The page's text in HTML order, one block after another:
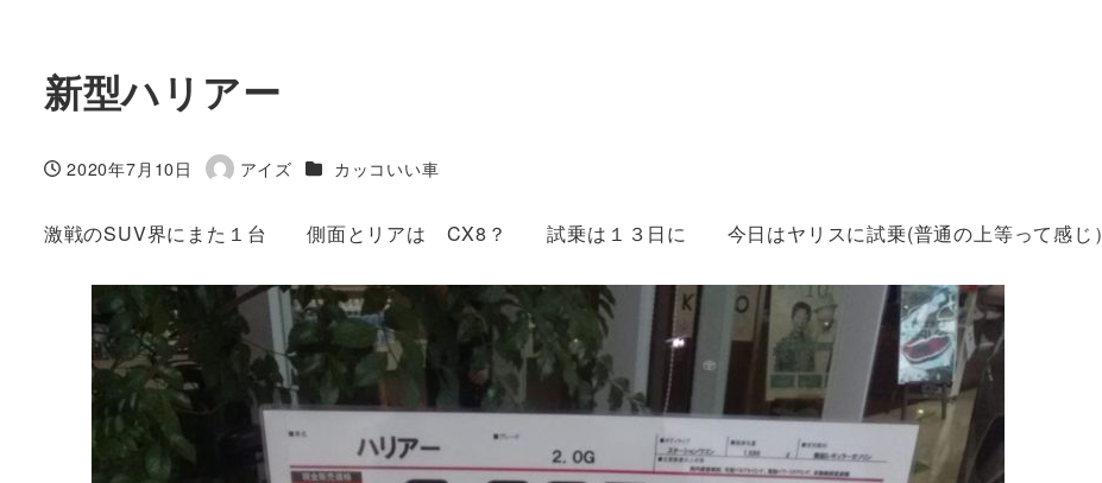
新型ハリアー
投稿日
2020年7月10日
著
アイズ カテゴリー
カッコいい車
激戦のSUV界にまた１台 側面とリアは CX8？ 試乗は１３日に 今日はヤリスに試乗(普通の上等って感じ）